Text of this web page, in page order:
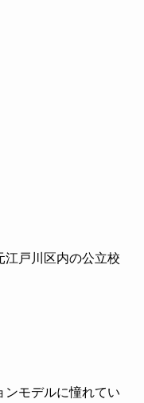
江戸川区内の公立校
ンモデルに憧れてい